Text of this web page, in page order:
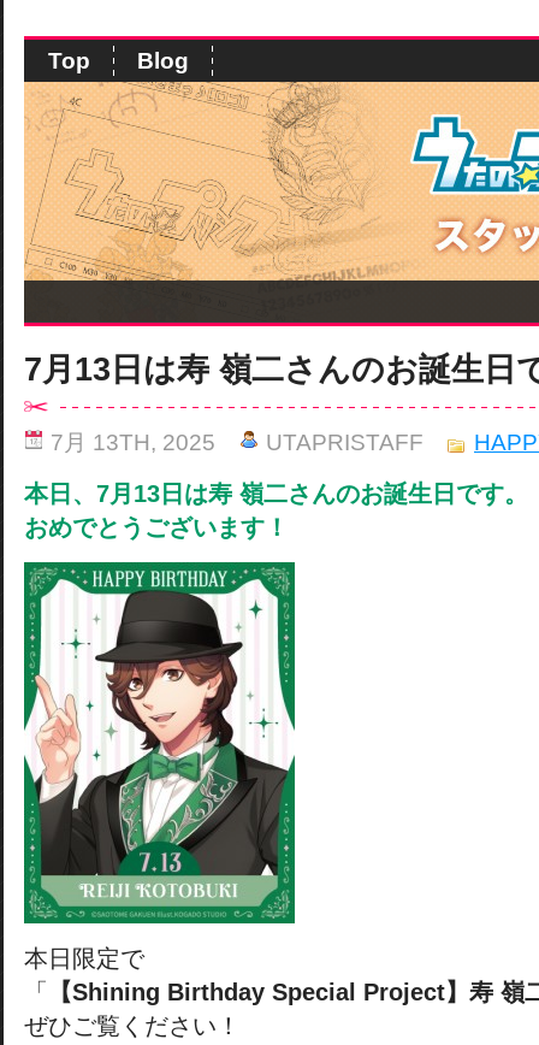
Top Blog
7月13日は寿 嶺二さんのお誕生日
7月 13TH, 2025 UTAPRISTAFF
本日、7月13日は寿 嶺二さんのお誕生日です。
おめでとうございます！
本日限定で
「
【Shining Birthday Special Project】寿 嶺
ぜひご覧ください！